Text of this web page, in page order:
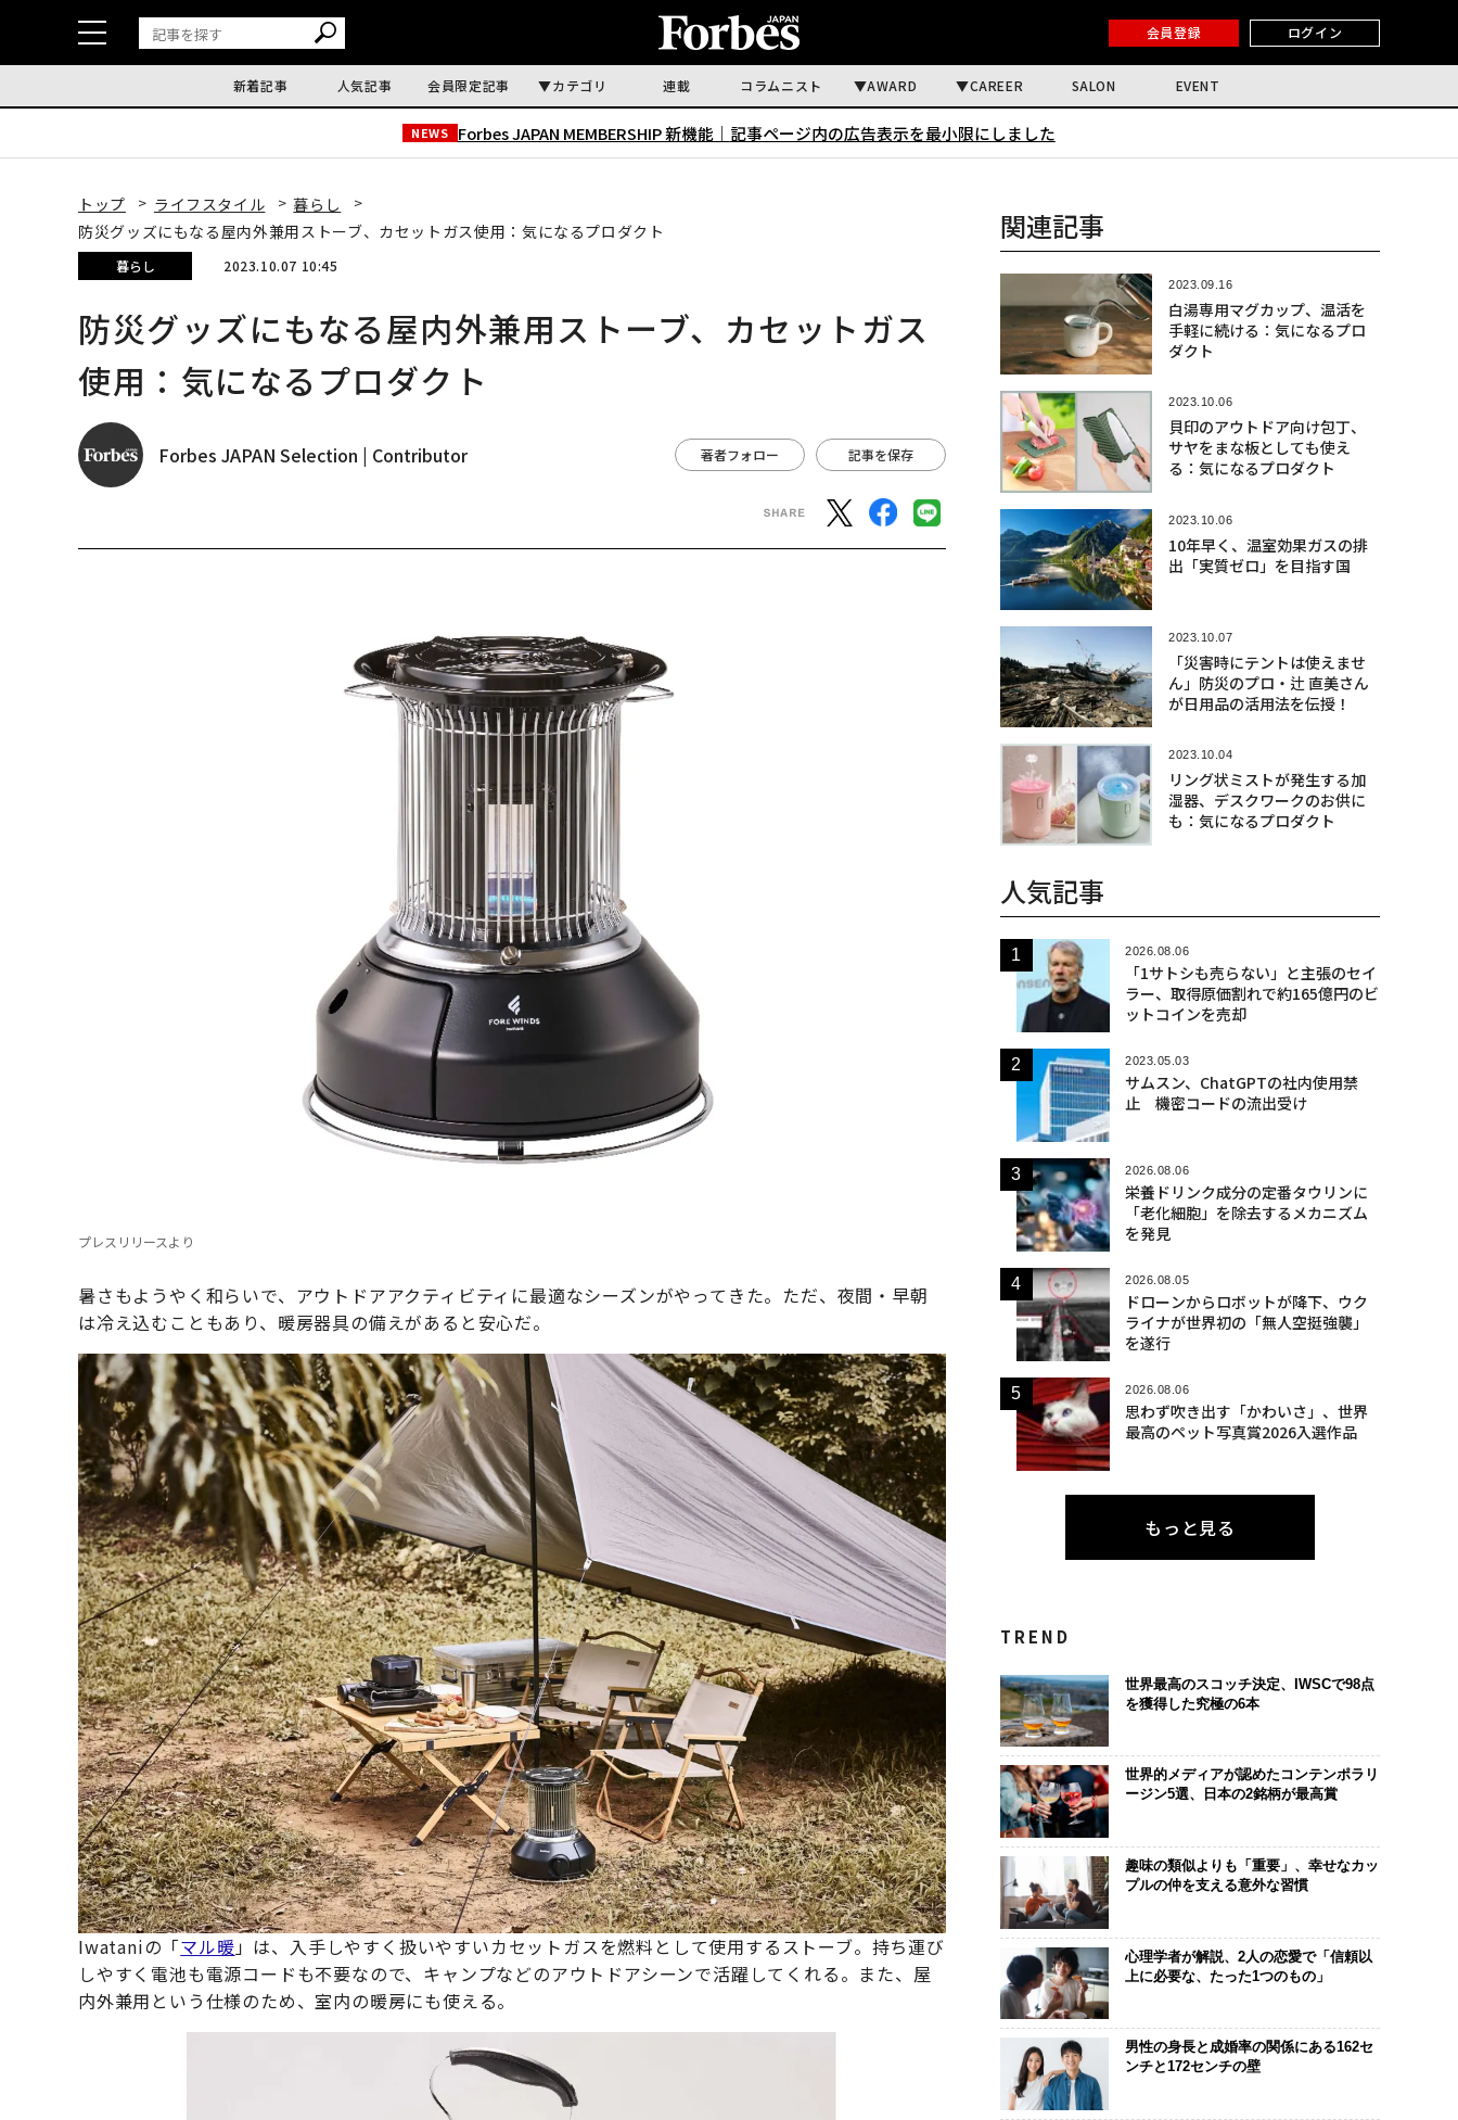
会員登録 ログイン
新着記事 人気記事 会員限定記事 カテゴリ 連載 コラムニスト AWARD CAREER SALON EVENT
NEWS Forbes JAPAN MEMBERSHIP 新機能｜ 記事ページ内の広告表示を最小限にしました
トップ ライフスタイル
暮らし
防災グッズにもなる屋内外兼用ストーブ、カセットガス使用：気になるプロダクト
暮らし 2023.10.07 10:45
防災グッズにもなる屋内外兼用ストーブ、カセットガス
使用：気になるプロダクト
Forbes JAPAN Selection | Contributor 著者フォロー 記事を保存
プレスリリースより
暑さもようやく和らいで、アウトドアアクティビティに最適なシーズンがやってきた。ただ、夜間・早朝
は冷え込むこともあり、暖房器具の備えがあると安心だ。
Iwataniの「マル暖 」は、入手しやすく扱いやすいカセットガスを燃料として使用するストーブ。持ち運び
しやすく電池も電源コードも不要なので、キャンプなどのアウトドアシーンで活躍してくれる。また、屋
内外兼用という仕様のため、室内の暖房にも使える。
関連記事
2023.09.16
白湯専用マグカップ、温活を
手軽に続ける：気になるプロ
ダクト
2023.10.06
貝印のアウトドア向け包丁、
サヤをまな板としても使え
る：気になるプロダクト
2023.10.06
10年早く、温室効果ガスの排
出「実質ゼロ」を目指す国
2023.10.07
「災害時にテントは使えませ
ん」防災のプロ・辻 直美さん
が日用品の活用法を伝授！
2023.10.04
リング状ミストが発生する加
湿器、デスクワークのお供に
も：気になるプロダクト
人気記事
2026.08.06
「1サトシも売らない」と主張のセイ
ラー、取得原価割れで約165億円のビ
ットコインを売却
2023.05.03
サムスン、ChatGPTの社内使用禁
止 機密コードの流出受け
2026.08.06
栄養ドリンク成分の定番タウリンに
「老化細胞」を除去するメカニズム
を発見
2026.08.05
ドローンからロボットが降下、ウク
ライナが世界初の「無人空挺強襲」
を遂行
2026.08.06
思わず吹き出す「かわいさ」、世界
最高のペット写真賞2026入選作品
もっと見る
TREND
世界最高のスコッチ決定、IWSCで98点
を獲得した究極の6本
世界的メディアが認めたコンテンポラリ
ージン5選、日本の2銘柄が最高賞
趣味の類似よりも「重要」、幸せなカッ
プルの仲を支える意外な習慣
心理学者が解説、2人の恋愛で「信頼以
上に必要な、たった1つのもの」
男性の身長と成婚率の関係にある162セ
ンチと172センチの壁